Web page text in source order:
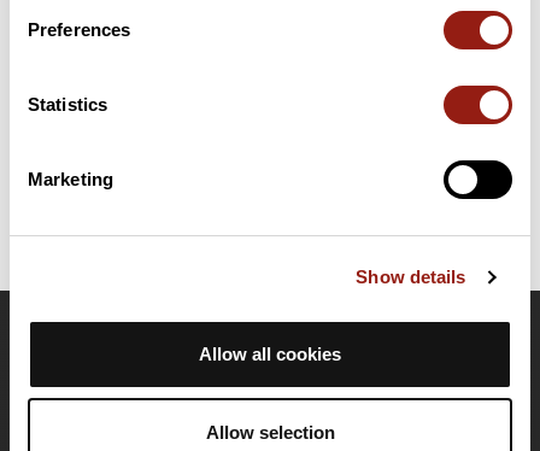
Preferences
Statistics
Marketing
Show details
Allow all cookies
Allow selection
940m. Prévoyez environ 4 heures et 15 minutes pour réaliser ce
Equipe